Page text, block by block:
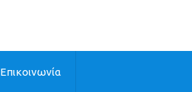
Επικοινωνία